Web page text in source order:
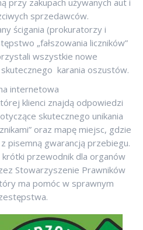
przy zakupach używanych aut i
sprzedawców.
ścigania (prokuratorzy i
„fałszowania liczników”
wszystkie nowe
karania oszustów.
internetowa
klienci znajdą odpowiedzi
skutecznego unikania
oraz mapę miejsc, gdzie
pisemną gwarancją przebiegu.
przewodnik dla organów
Stowarzyszenie Prawników
ma pomóc w sprawnym